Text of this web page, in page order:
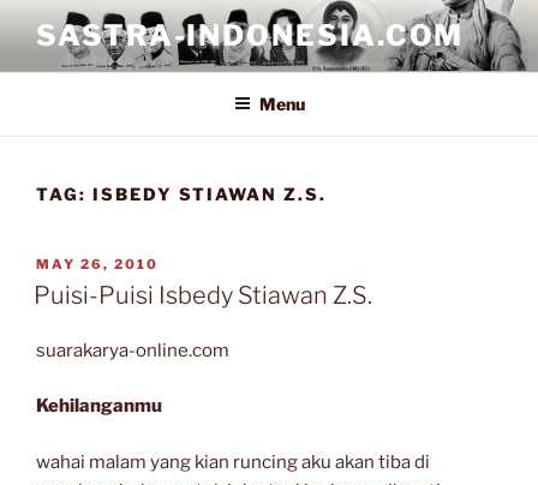
content
SASTRA-INDONESIA.COM
Menu
TAG: ISBEDY STIAWAN Z.S.
POSTED
ON
MAY 26, 2010
Puisi-Puisi Isbedy Stiawan Z.S.
suarakarya-online.com
Kehilanganmu
wahai malam yang kian runcing aku akan tiba di